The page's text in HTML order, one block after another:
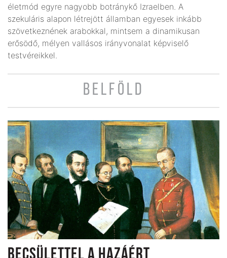
életmód egyre nagyobb botránykő Izraelben. A
szekuláris alapon létrejött államban egyesek inkább
szövetkeznének arabokkal, mintsem a dinamikusan
erősödő, mélyen vallásos irányvonalat képviselő
testvéreikkel.
BELFÖLD